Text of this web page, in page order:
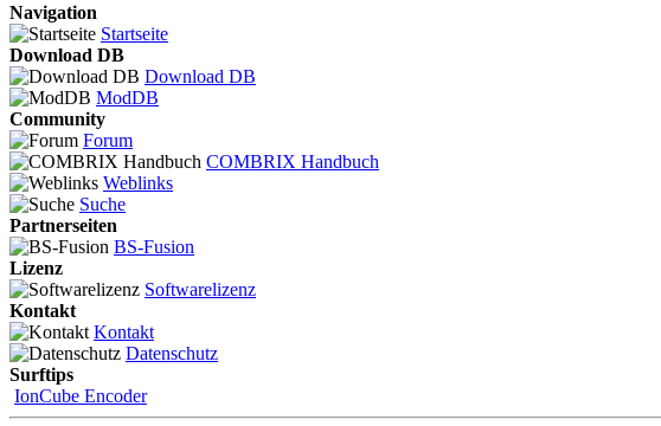
Navigation
Startseite
Download DB
Download DB
ModDB
Community
Forum
COMBRIX Handbuch
Weblinks
Suche
Partnerseiten
BS-Fusion
Lizenz
Softwarelizenz
Kontakt
Kontakt
Datenschutz
Surftips
IonCube Encoder